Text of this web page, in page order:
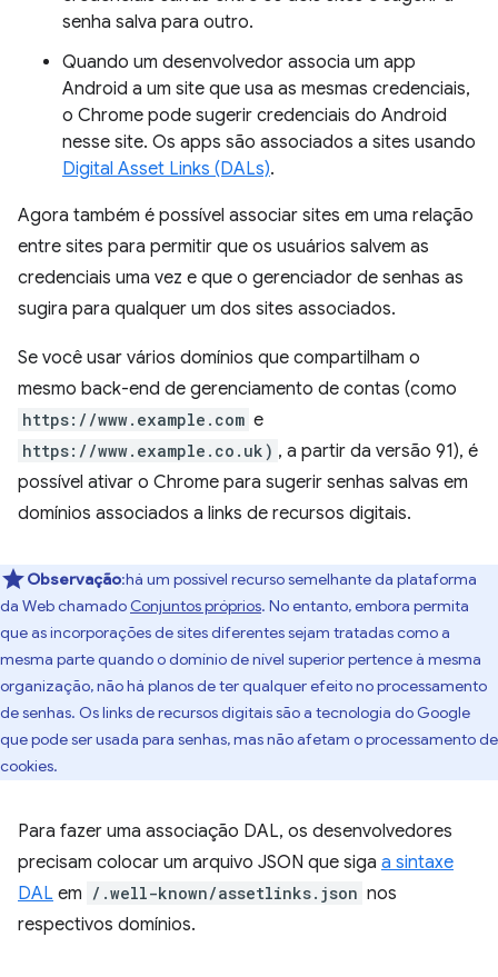
senha salva para outro.
Quando um desenvolvedor associa um app
Android a um site que usa as mesmas credenciais,
o Chrome pode sugerir credenciais do Android
nesse site. Os apps são associados a sites usando
Digital Asset Links (DALs).
Agora também é possível associar sites em uma relação
entre sites para permitir que os usuários salvem as
credenciais uma vez e que o gerenciador de senhas as
sugira para qualquer um dos sites associados.
Se você usar vários domínios que compartilham o
mesmo back-end de gerenciamento de contas (como
https://www.example.com e
https://www.example.co.uk) , a partir da versão 91), é
possível ativar o Chrome para sugerir senhas salvas em
domínios associados a links de recursos digitais.
Observação:há um possível recurso semelhante da plataforma
da Web chamado Conjuntos próprios. No entanto, embora permita
que as incorporações de sites diferentes sejam tratadas como a
mesma parte quando o domínio de nível superior pertence à mesma
organização, não há planos de ter qualquer efeito no processamento
de senhas. Os links de recursos digitais são a tecnologia do Google
que pode ser usada para senhas, mas não afetam o processamento de
cookies.
Para fazer uma associação DAL, os desenvolvedores
precisam colocar um arquivo JSON que siga a sintaxe
DAL em /.well-known/assetlinks.json nos
respectivos domínios.